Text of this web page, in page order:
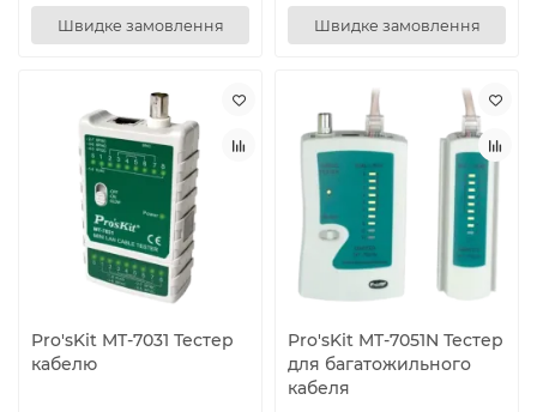
Швидке замовлення Швидке замовлення
Pro'sKit MT-7031 Тестер
кабелю
Pro'sKit MT-7051N Тестер
для багатожильного
кабеля